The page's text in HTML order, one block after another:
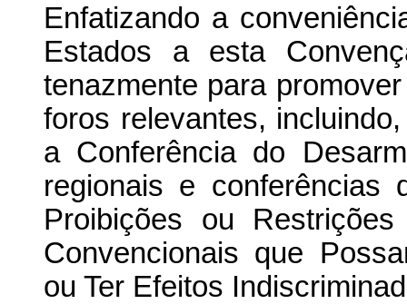
Enfatizando a
Estados a esta
tenazmente para
foros relevantes,
a Conferência do
regionais e conferências
Proibições ou
Convencionais que
ou Ter Efeitos